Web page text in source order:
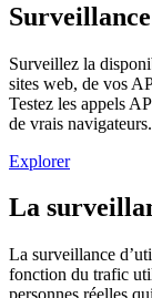
Surveillez la
sites web, de vos
Testez les appels
de vrais navigateurs.
Explorer
La
La surveillance
fonction du trafic